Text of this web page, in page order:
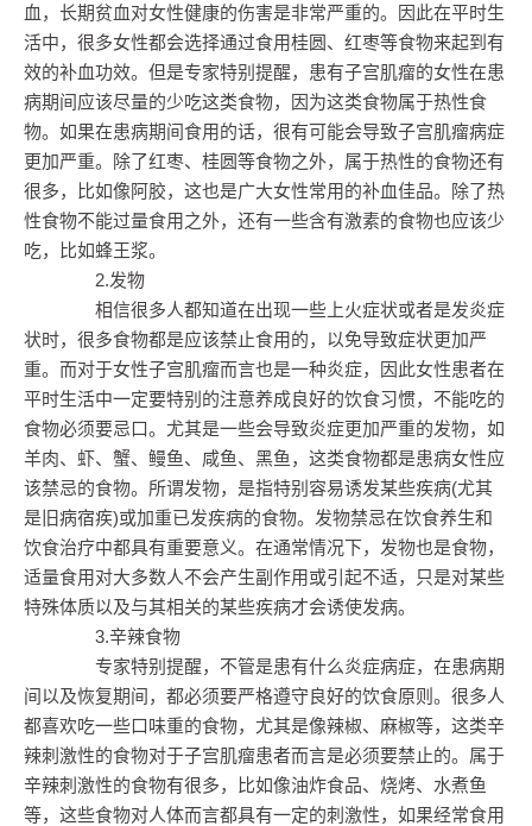
血，长期贫血对女性健康的伤害是非常严重的。因此在平时生
活中，很多女性都会选择通过食用桂圆、红枣等食物来起到有
效的补血功效。但是专家特别提醒，患有子宫肌瘤的女性在患
病期间应该尽量的少吃这类食物，因为这类食物属于热性食
物。如果在患病期间食用的话，很有可能会导致子宫肌瘤病症
更加严重。除了红枣、桂圆等食物之外，属于热性的食物还有
很多，比如像阿胶，这也是广大女性常用的补血佳品。除了热
性食物不能过量食用之外，还有一些含有激素的食物也应该少
吃，比如蜂王浆。
2.发物
相信很多人都知道在出现一些上火症状或者是发炎症
状时，很多食物都是应该禁止食用的，以免导致症状更加严
重。而对于女性子宫肌瘤而言也是一种炎症，因此女性患者在
平时生活中一定要特别的注意养成良好的饮食习惯，不能吃的
食物必须要忌口。尤其是一些会导致炎症更加严重的发物，如
羊肉、虾、蟹、鳗鱼、咸鱼、黑鱼，这类食物都是患病女性应
该禁忌的食物。所谓发物，是指特别容易诱发某些疾病(尤其
是旧病宿疾)或加重已发疾病的食物。发物禁忌在饮食养生和
饮食治疗中都具有重要意义。在通常情况下，发物也是食物，
适量食用对大多数人不会产生副作用或引起不适，只是对某些
特殊体质以及与其相关的某些疾病才会诱使发病。
3.辛辣食物
专家特别提醒，不管是患有什么炎症病症，在患病期
间以及恢复期间，都必须要严格遵守良好的饮食原则。很多人
都喜欢吃一些口味重的食物，尤其是像辣椒、麻椒等，这类辛
辣刺激性的食物对于子宫肌瘤患者而言是必须要禁止的。属于
辛辣刺激性的食物有很多，比如像油炸食品、烧烤、水煮鱼
等，这些食物对人体而言都具有一定的刺激性，如果经常食用